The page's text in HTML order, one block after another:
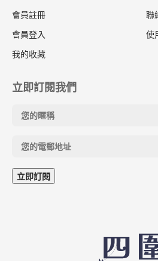
會員註冊
會員登入
我的收藏
聯
使
立即訂閱我們